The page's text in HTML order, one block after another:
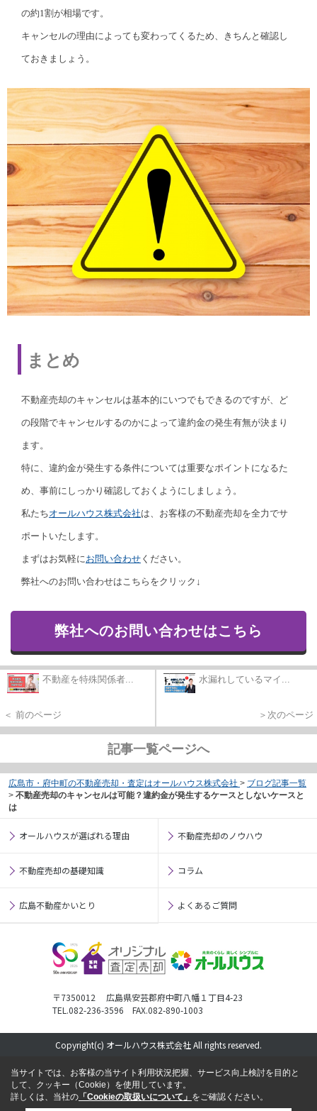
の約1割が相場です。
キャンセルの理由によっても変わってくるため、きちんと確認し
ておきましょう。
まとめ
不動産売却のキャンセルは基本的にいつでもできるのですが、ど
の段階でキャンセルするのかによって違約金の発生有無が決まり
ます。
特に、違約金が発生する条件については重要なポイントになるた
め、事前にしっかり確認しておくようにしましょう。
私たちオールハウス株式会社は、お客様の不動産売却を全力でサ
ポートいたします。
まずはお気軽にお問い合わせ ください。
弊社へのお問い合わせはこちらをクリック↓
弊社へのお問い合わせはこちら
不動産を特殊関係者...
＜ 前のページ
水漏れしているマイ...
＞次のページ
記事一覧ページへ
広島市・府中町の不動産売却・査定はオールハウス株式会社 > ブログ記事一覧
> 不動産売却のキャンセルは可能？違約金が発生するケースとしないケースと
は
オールハウスが選ばれる理由 不動産売却のノウハウ
不動産売却の基礎知識 コラム
広島不動産かいとり よくあるご質問
〒7350012 広島県安芸郡府中町八幡１丁目4-23
TEL.082-236-3596 FAX.082-890-1003
Copyright(c) オールハウス株式会社 All rights reserved.
当サイトでは、お客様の当サイト利用状況把握、サービス向上検討を目的と
して、クッキー（Cookie）を使用しています。
詳しくは、当社の 「Cookieの取扱いについて」 をご確認ください。